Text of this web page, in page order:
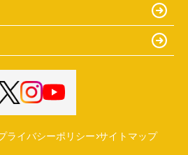
ライバシーポリシー サイトマップ